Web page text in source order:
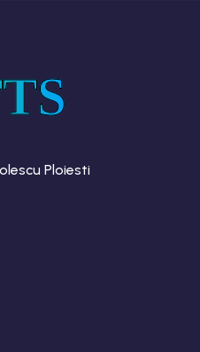
Ploiesti